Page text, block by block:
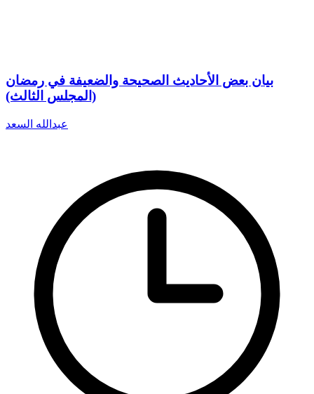
بيان بعض الأحاديث الصحيحة والضعيفة في رمضان
(المجلس الثالث)
عبدالله السعد